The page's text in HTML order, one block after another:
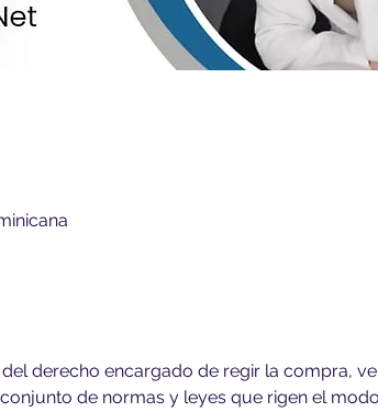
derecho encargado de regir la compra,
de normas y leyes que rigen el